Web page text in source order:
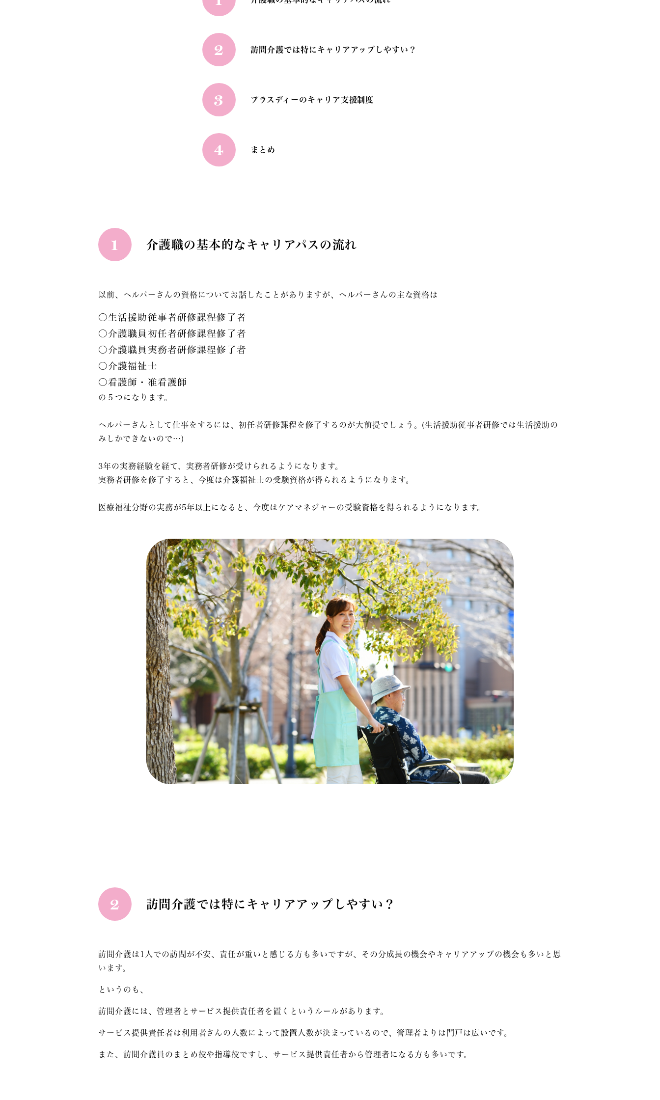
2 訪問介護では特にキャリアアップしやすい？
3 プラスディーのキャリア支援制度
4 まとめ
1 介護職の基本的なキャリアパスの流れ
以前、ヘルパーさんの資格についてお話したことがありますが、ヘルパーさんの主な資格は
〇生活援助従事者研修課程修了者
〇介護職員初任者研修課程修了者
〇介護職員実務者研修課程修了者
〇介護福祉士
〇看護師・准看護師
の５つになります。
ヘルパーさんとして仕事をするには、初任者研修課程 を修了するのが大前提でしょう。(生活援助従事者研修では生活援助の
みしかできないので…)
3年の実務経験を経て、 実務者研修が受けられるようになります。
実務者研修を修了すると、今度は介護福祉士の受験資格が得られるようになります。
医療福祉分野の実務が5年以上になると、今度は ケアマネジャーの受験資格を得られるようになります。
2 訪問介護では特にキャリアアップしやすい？
訪問介護は1人での訪問が不安、責任が重いと感じる方も多いですが、その分成長の機会やキャリアアップの機会も多いと思
います。
というのも、
訪問介護には、管理者とサービス提供責任者を置くというルールがあります。
サービス提供責任者は利用者さんの人数によって設置人数が決まっているので、管理者よりは門戸は広いです。
また、訪問介護員のまとめ役や指導役ですし、サービス提供責任者から管理者になる方も多いです。